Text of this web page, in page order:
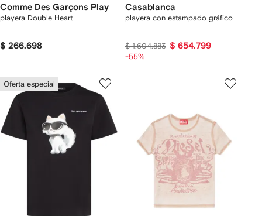
Comme Des Garçons Play
playera Double Heart
$ 266.698
Casablanca
playera con estampado gráfico
$ 1.604.883 $ 654.799
-55%
Oferta especial